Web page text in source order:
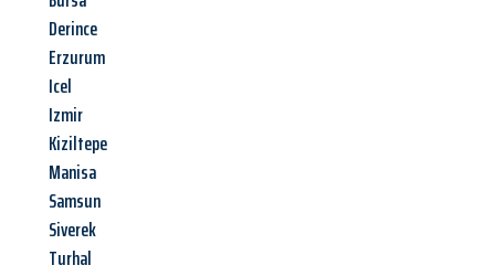
Derince
Erzurum
Icel
Izmir
Kiziltepe
Manisa
Samsun
Siverek
Turhal